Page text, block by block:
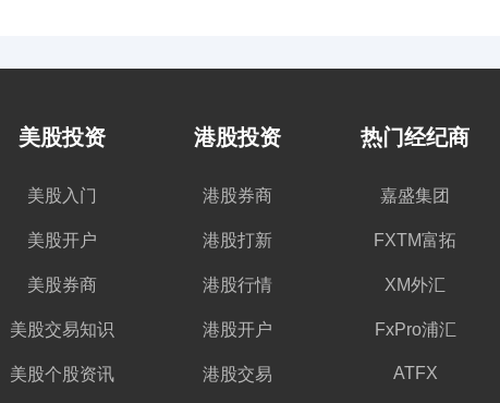
美股投资
美股入门
美股开户
美股券商
美股交易知识
美股个股资讯
港股投资
港股券商
港股打新
港股行情
港股开户
港股交易
热门经纪商
嘉盛集团
FXTM富拓
XM外汇
FxPro浦汇
ATFX